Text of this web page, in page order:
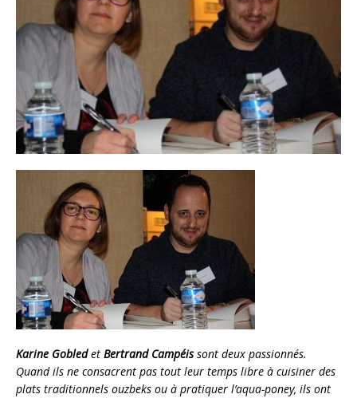
Karine Gobledet Bertrand Campéissont deux passionnés.
Quand ils ne consacrent pas tout leur temps libre à cuisiner des
plats traditionnels ouzbeks ou à pratiquer l’aqua-poney, ils ont